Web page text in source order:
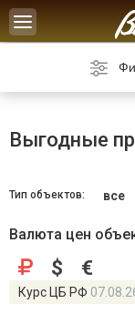
Toggle
navigation
Выгодные
Тип объектов: все
Валюта цен
$ €
Курс ЦБ РФ